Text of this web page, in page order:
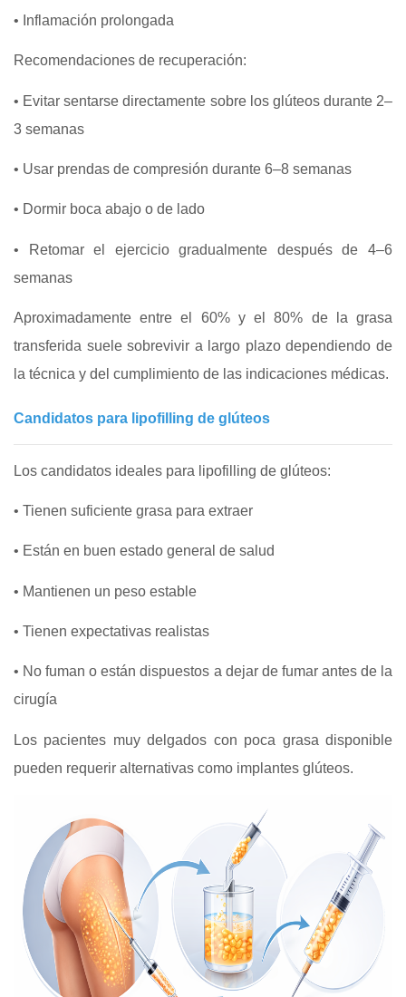
• Inflamación prolongada
Recomendaciones de recuperación:
• Evitar sentarse directamente sobre los glúteos durante 2–
3 semanas
• Usar prendas de compresión durante 6–8 semanas
• Dormir boca abajo o de lado
• Retomar el ejercicio gradualmente después de 4–6
semanas
Aproximadamente entre el 60% y el 80% de la grasa
transferida suele sobrevivir a largo plazo dependiendo de
la técnica y del cumplimiento de las indicaciones médicas.
Candidatos para lipofilling de glúteos
Los candidatos ideales para lipofilling de glúteos:
• Tienen suficiente grasa para extraer
• Están en buen estado general de salud
• Mantienen un peso estable
• Tienen expectativas realistas
• No fuman o están dispuestos a dejar de fumar antes de la
cirugía
Los pacientes muy delgados con poca grasa disponible
pueden requerir alternativas como implantes glúteos.